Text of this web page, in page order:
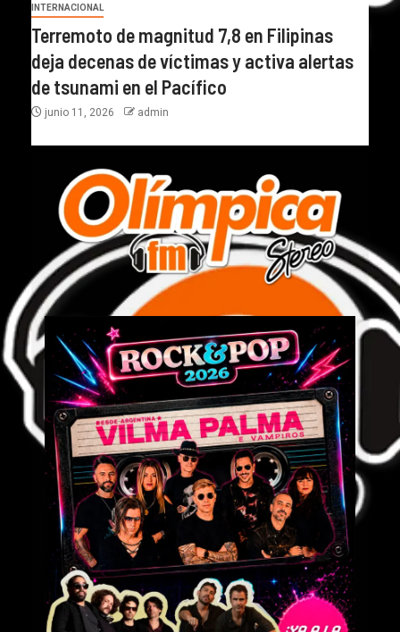
INTERNACIONAL
Terremoto de magnitud 7,8 en Filipinas
deja decenas de víctimas y activa alertas
de tsunami en el Pacífico
junio 11, 2026 admin